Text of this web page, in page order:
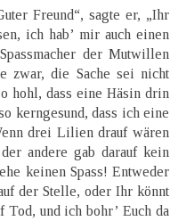
Freund“, sagte er, „Ihr
ich hab’ mir auch einen
der Mutwillen
zwar, die Sache sei nicht
hohl, dass eine Häsin drin
kerngesund, dass ich eine
drei Lilien drauf wären
andere gab darauf kein
keinen Spass! Entweder
der Stelle, oder Ihr könnt
Tod, und ich bohr’ Euch da